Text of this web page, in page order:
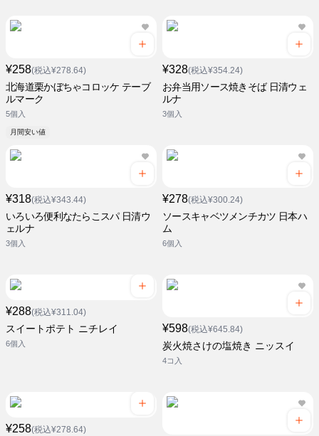
¥258(税込¥278.64)
北海道栗かぼちゃコロッケ テーブ
ルマーク
5個入
月間安い値
¥328(税込¥354.24)
お弁当用ソース焼きそば 日清ウェ
ルナ
3個入
¥318(税込¥343.44)
いろいろ便利なたらこスパ 日清ウ
ェルナ
3個入
¥278(税込¥300.24)
ソースキャベツメンチカツ 日本ハ
ム
6個入
¥288(税込¥311.04)
スイートポテト ニチレイ
6個入
¥598(税込¥645.84)
炭火焼さけの塩焼き ニッスイ
4コ入
¥258(税込¥278.64)